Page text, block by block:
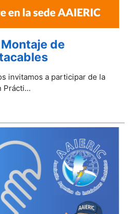
de
invitamos a participar de la
Prácti...